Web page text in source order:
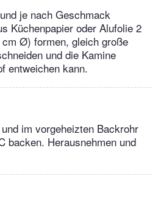
je nach Geschmack
Küchenpapier oder Alufolie 2
Ø) formen, gleich große
und die Kamine
entweichen kann.
im vorgeheizten Backrohr
backen. Herausnehmen und